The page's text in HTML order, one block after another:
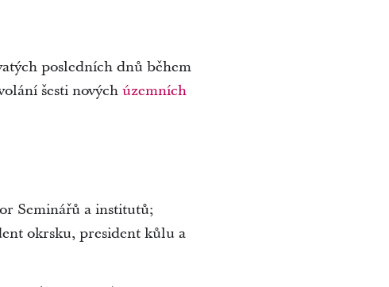
posledních dnů během
šesti nových územních
Seminářů a institutů;
okrsku, president kůlu a